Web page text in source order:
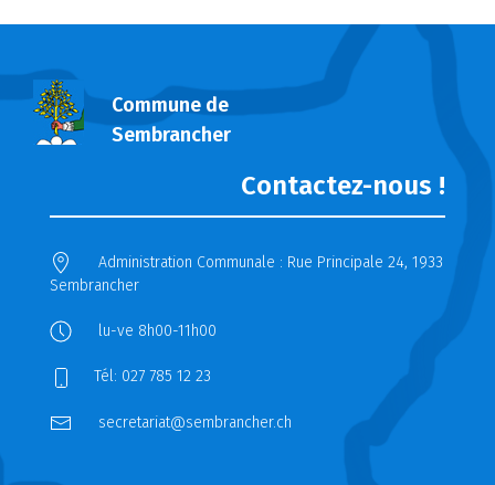
Commune de
Sembrancher
Contactez-nous !
Administration Communale : Rue Principale 24, 1933
Sembrancher
lu-ve 8h00-11h00
Tél: 027 785 12 23
secretariat@sembrancher.ch